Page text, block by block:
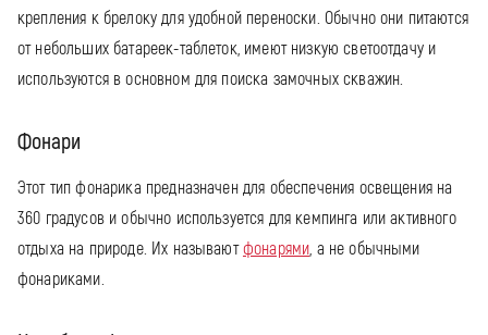
крепления к брелоку для удобной переноски. Обычно они питаются
от небольших батареек-таблеток, имеют низкую светоотдачу и
используются в основном для поиска замочных скважин.
Фонари
Этот тип фонарика предназначен для обеспечения освещения на
360 градусов и обычно используется для кемпинга или активного
отдыха на природе. Их называютфонарями, а не обычными
фонариками.